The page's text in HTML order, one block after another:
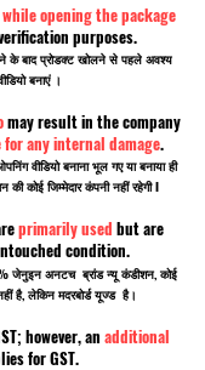
opening the package
purposes.
के बाद प्रोडक्ट खोलने से पहले अवश्य
बनाएं ।
may result in the company
any internal damage.
वीडियो बनाना भूल गए या बनाया ही
की कोई जिम्मेदार कंपनी नहीं रहेगी I
primarily used but are
condition.
जेनुइन अनटच ब्रांड न्यू कंडीशन, कोई
है, लेकिन मदरबोर्ड यूज्ड है।
however, an additional
for GST.